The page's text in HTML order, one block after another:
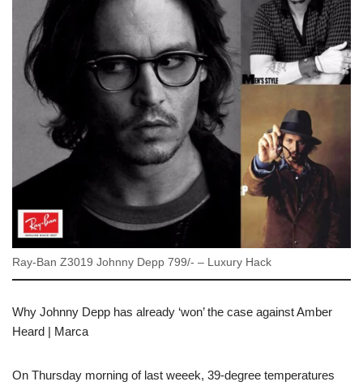
Ray-Ban Z3019 Johnny Depp 799/- – Luxury Hack
Why Johnny Depp has already ‘won’ the case against Amber
Heard | Marca
On Thursday morning of last weeek, 39-degree temperatures